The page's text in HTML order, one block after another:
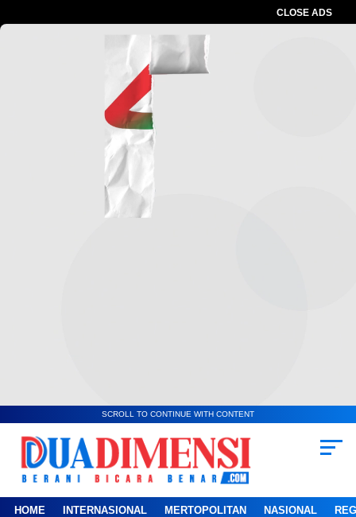
CLOSE ADS
SCROLL TO CONTINUE WITH CONTENT
HOME INTERNASIONAL MERTOPOLITAN NASIONAL